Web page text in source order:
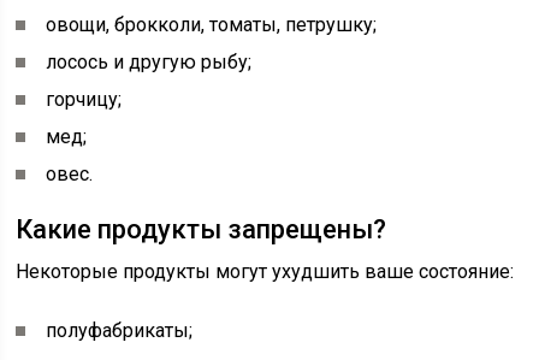
овощи, брокколи, томаты, петрушку;
лосось и другую рыбу;
горчицу;
мед;
овес.
Какие продукты запрещены?
Некоторые продукты могут ухудшить ваше состояние:
полуфабрикаты;